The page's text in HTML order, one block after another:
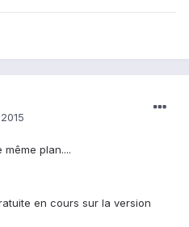
plan....
en cours sur la version